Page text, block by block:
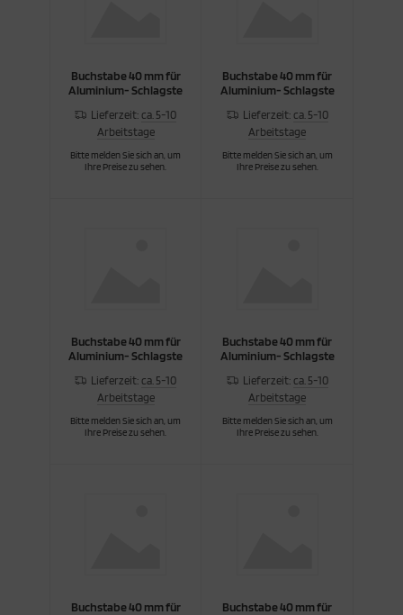
Buchstabe 40 mm für
Aluminium- Schlagste
Lieferzeit: ca. 5-10
Arbeitstage
Bitte melden Sie sich an, um
Ihre Preise zu sehen.
Buchstabe 40 mm für
Aluminium- Schlagste
Lieferzeit: ca. 5-10
Arbeitstage
Bitte melden Sie sich an, um
Ihre Preise zu sehen.
Buchstabe 40 mm für
Aluminium- Schlagste
Lieferzeit: ca. 5-10
Arbeitstage
Bitte melden Sie sich an, um
Ihre Preise zu sehen.
Buchstabe 40 mm für
Aluminium- Schlagste
Lieferzeit: ca. 5-10
Arbeitstage
Bitte melden Sie sich an, um
Ihre Preise zu sehen.
Buchstabe 40 mm für
Buchstabe 40 mm für